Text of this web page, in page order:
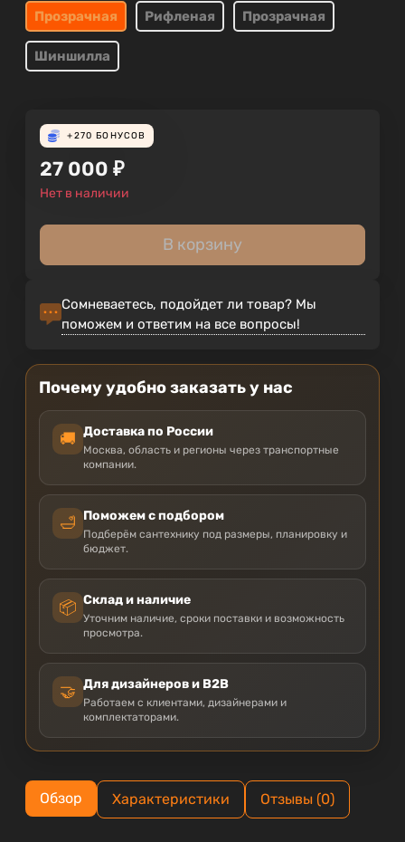
Прозрачная
Рифленая Прозрачная
Шиншилла
+270 БОНУСОВ
27 000 ₽
Нет в наличии
В корзину
Сомневаетесь, подойдет ли товар? Мы
поможем и ответим на все вопросы!
Почему удобно заказать у нас
🚚 Доставка по России
Москва, область и регионы через транспортные
компании.
🛁 Поможем с подбором
Подберём сантехнику под размеры, планировку и
бюджет.
📦 Склад и наличие
Уточним наличие, сроки поставки и возможность
просмотра.
🤝 Для дизайнеров и B2B
Работаем с клиентами, дизайнерами и
комплектаторами.
Обзор Характеристики Отзывы (0)